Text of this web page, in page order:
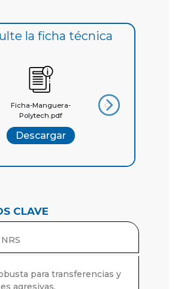
la ficha técnica
Ficha-Manguera-
Polytech.pdf
Descargar
Catálogo
CLAVE
para transferencias y
agresivas.